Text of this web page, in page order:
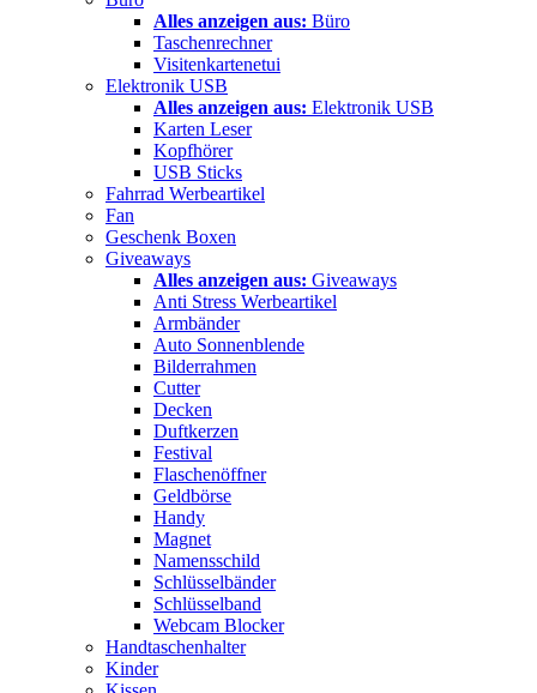
Alles anzeigen aus: Büro
Taschenrechner
Visitenkartenetui
Elektronik USB
Alles anzeigen aus: Elektronik USB
Karten Leser
Kopfhörer
USB Sticks
Fahrrad Werbeartikel
Fan
Geschenk Boxen
Giveaways
Alles anzeigen aus: Giveaways
Anti Stress Werbeartikel
Armbänder
Auto Sonnenblende
Bilderrahmen
Cutter
Decken
Duftkerzen
Festival
Flaschenöffner
Geldbörse
Handy
Magnet
Namensschild
Schlüsselbänder
Schlüsselband
Webcam Blocker
Handtaschenhalter
Kinder